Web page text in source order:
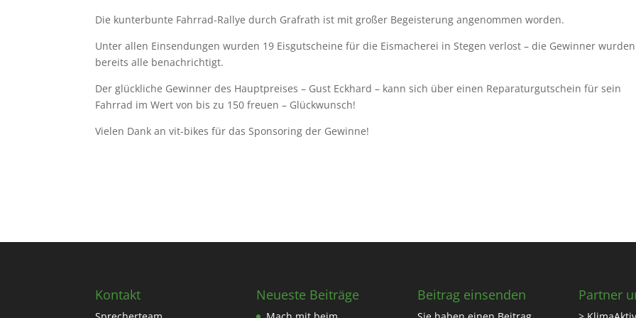
Die kunterbunte Fahrrad-Rallye durch Grafrath ist mit großer Begeisterung angenommen worden.
Unter allen Einsendungen wurden 19 Eisgutscheine für die Eismacherei in Stegen verlost – die Gewinner wurden
bereits alle benachrichtigt.
Der glückliche Gewinner des Hauptpreises – Gust Eckhard – kann sich über einen Reparaturgutschein für sein
Fahrrad im Wert von bis zu 150 freuen – Glückwunsch!
Vielen Dank an vit-bikes für das Sponsoring der Gewinne!
Kontakt Neueste Beiträge Beitrag einsenden Partner